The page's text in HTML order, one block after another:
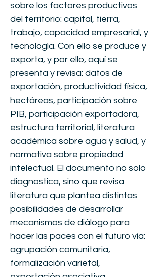
sobre los factores productivos
del territorio: capital, tierra,
trabajo, capacidad empresarial, y
tecnología. Con ello se produce y
exporta, y por ello, aquí se
presenta y revisa: datos de
exportación, productividad física,
hectáreas, participación sobre
PIB, participación exportadora,
estructura territorial, literatura
académica sobre agua y salud, y
normativa sobre propiedad
intelectual. El documento no solo
diagnostica, sino que revisa
literatura que plantea distintas
posibilidades de desarrollar
mecanismos de diálogo para
hacer las paces con el futuro vía:
agrupación comunitaria,
formalización varietal,